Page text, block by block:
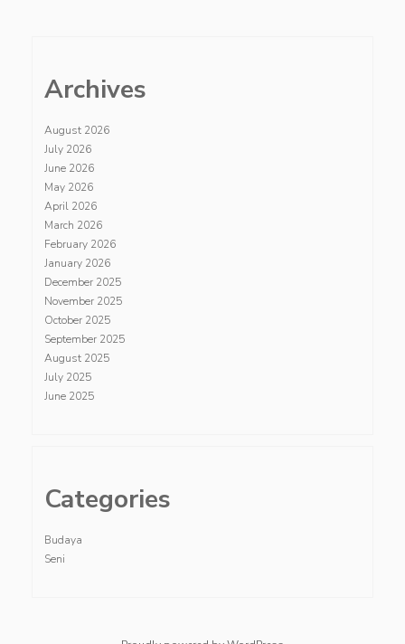
Archives
August 2026
July 2026
June 2026
May 2026
April 2026
March 2026
February 2026
January 2026
December 2025
November 2025
October 2025
September 2025
August 2025
July 2025
June 2025
Categories
Budaya
Seni